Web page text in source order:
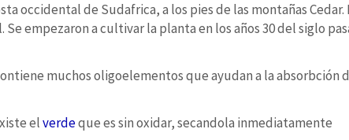
occidental de Sudafrica, a los pies de las montañas Cedar.
empezaron a cultivar la planta en los años 30 del siglo
muchos oligoelementos que ayudan a la absorbción
elverdeque es sin oxidar, secandola inmediatamente